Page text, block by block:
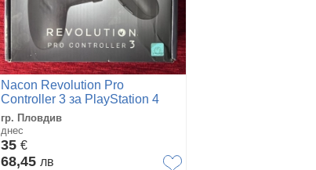
Nacon Revolution Pro
Controller 3 за PlayStation 4
гр. Пловдив
днес
35 €
68,45 лв